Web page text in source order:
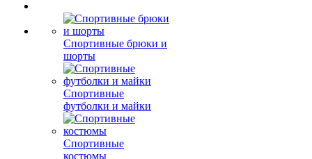
Спортивные брюки и
шорты
Спортивные
футболки и майки
Спортивные
костюмы